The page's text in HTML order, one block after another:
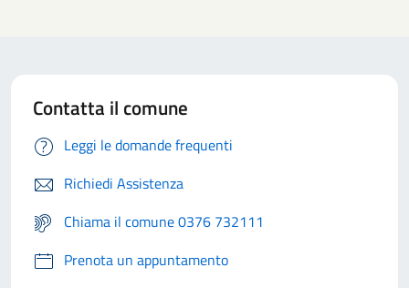
Contatta il comune
Leggi le domande frequenti
Richiedi Assistenza
Chiama il comune 0376 732111
Prenota un appuntamento